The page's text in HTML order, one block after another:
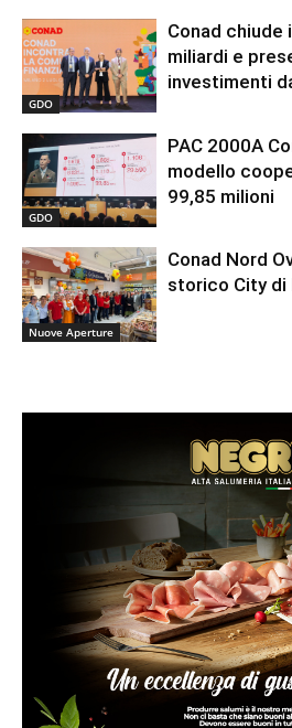
GDO
Conad chiude
miliardi e
investimenti
GDO
PAC 2000A
modello
99,85 milioni
Nuove Aperture
Conad Nord
storico City di